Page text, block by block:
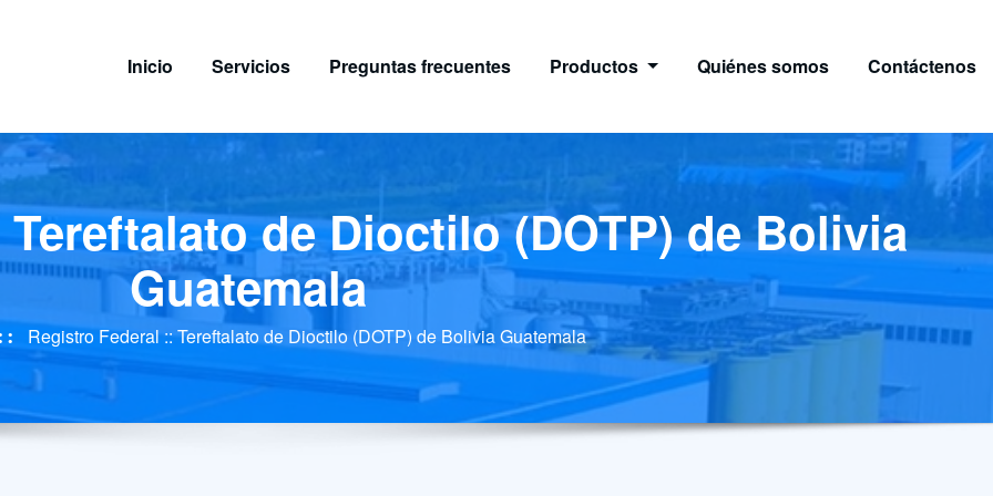
Inicio Servicios Preguntas frecuentes Productos Quiénes somos Contáctenos
de Dioctilo (DOTP) de Bolivia
Guatemala
Registro Federal :: Tereftalato de Dioctilo (DOTP) de Bolivia Guatemala